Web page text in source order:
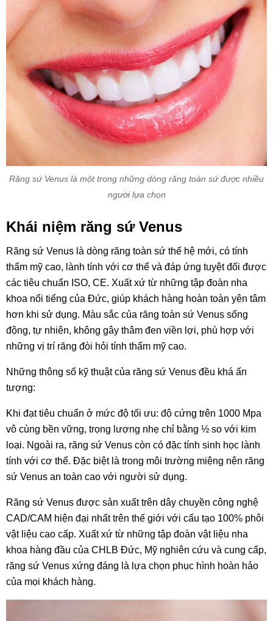
Răng sứ Venus là một trong những dòng răng toàn sứ được nhiều
người lựa chọn
Khái niệm răng sứ Venus
Răng sứ Venus là dòng răng toàn sứ thế hệ mới, có tính
thẩm mỹ cao, lành tính với cơ thể và đáp ứng tuyệt đối được
các tiêu chuẩn ISO, CE. Xuất xứ từ những tập đoàn nha
khoa nổi tiếng của Đức, giúp khách hàng hoàn toàn yên tâm
hơn khi sử dụng. Màu sắc của răng toàn sứ Venus sống
động, tự nhiên, không gây thâm đen viền lợi, phù hợp với
những vị trí răng đòi hỏi tính thẩm mỹ cao.
Những thông số kỹ thuật của răng sứ Venus đều khá ấn
tượng:
Khi đạt tiêu chuẩn ở mức độ tối ưu: độ cứng trên 1000 Mpa
vô cùng bền vững, trọng lượng nhẹ chỉ bằng ½ so với kim
loại. Ngoài ra, răng sứ Venus còn có đặc tính sinh học lành
tính với cơ thể. Đặc biệt là trong môi trường miệng nên răng
sứ Venus an toàn cao với người sử dụng.
Răng sứ Venus được sản xuất trên dây chuyền công nghệ
CAD/CAM hiện đại nhất trên thế giới với cấu tạo 100% phôi
vật liệu cao cấp. Xuất xứ từ những tập đoàn vật liệu nha
khoa hàng đầu của CHLB Đức, Mỹ nghiên cứu và cung cấp,
răng sứ Venus xứng đáng là lựa chọn phục hình hoàn hảo
của mọi khách hàng.